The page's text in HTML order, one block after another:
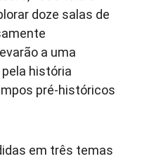
doze salas de
a uma
história
pré-históricos
em três temas